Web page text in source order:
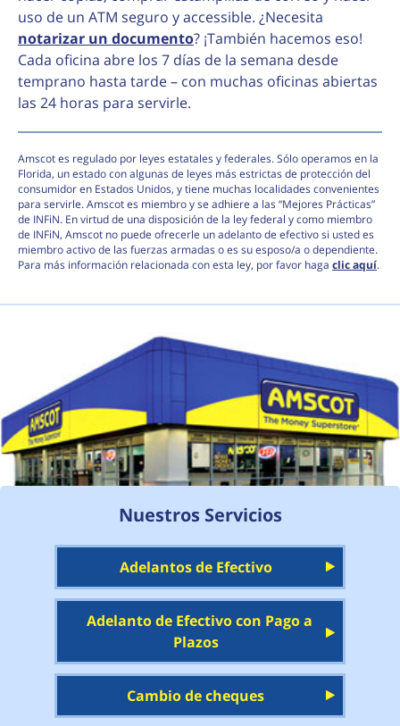
uso de un ATM seguro y accessible. ¿Necesita
notarizar un documento? ¡También hacemos eso!
Cada oficina abre los 7 días de la semana desde
temprano hasta tarde – con muchas oficinas abiertas
las 24 horas para servirle.
Amscot es regulado por leyes estatales y federales. Sólo operamos en la
Florida, un estado con algunas de leyes más estrictas de protección del
consumidor en Estados Unidos, y tiene muchas localidades convenientes
para servirle. Amscot es miembro y se adhiere a las “Mejores Prácticas”
de INFiN. En virtud de una disposición de la ley federal y como miembro
de INFiN, Amscot no puede ofrecerle un adelanto de efectivo si usted es
miembro activo de las fuerzas armadas o es su esposo/a o dependiente.
Para más información relacionada con esta ley, por favor haga clic aquí.
Nuestros Servicios
Adelantos de Efectivo
Adelanto de Efectivo con Pago a
Plazos
Cambio de cheques